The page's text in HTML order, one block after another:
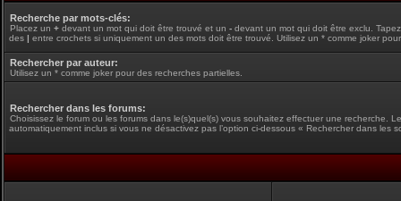
Recherche par mots-clés:
Placez un + devant un mot qui doit être trouvé et un - devant un mot qui doit être exclu.
des | entre crochets si uniquement un des mots doit être trouvé. Utilisez un * comme joker
Rechercher par auteur:
Utilisez un * comme joker pour des recherches partielles.
Rechercher dans les forums:
Choisissez le forum ou les forums dans le(s)quel(s) vous souhaitez effectuer une recherche.
automatiquement inclus si vous ne désactivez pas l’option ci-dessous « Rechercher dans les